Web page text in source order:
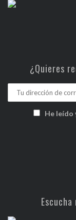
¿Quieres
He leído